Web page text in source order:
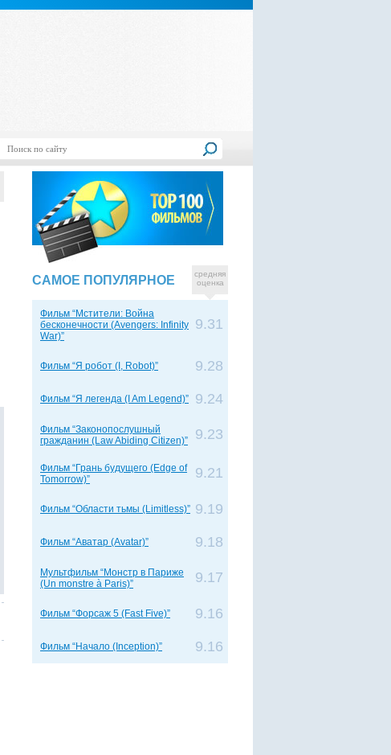
САМОЕ ПОПУЛЯРНОЕ
средняя
оценка
Фильм “Мстители: Война
бесконечности (Avengers: Infinity
War)”
9.31
Фильм “Я робот (I, Robot)” 9.28
Фильм “Я легенда (I Am Legend)” 9.24
Фильм “Законопослушный
гражданин (Law Abiding Citizen)”
9.23
Фильм “Грань будущего (Edge of
Tomorrow)”
9.21
Фильм “Области тьмы (Limitless)” 9.19
Фильм “Аватар (Avatar)” 9.18
Мультфильм “Монстр в Париже
(Un monstre à Paris)”
9.17
Фильм “Форсаж 5 (Fast Five)” 9.16
Фильм “Начало (Inception)” 9.16